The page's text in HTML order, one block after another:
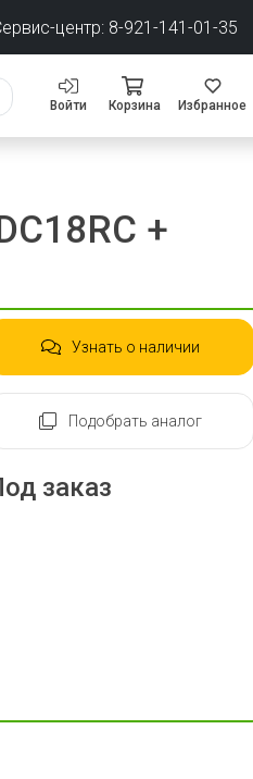
центр: 8-921-141-01-35
Войти Корзина Избранное
+
Узнать о наличии
Подобрать аналог
заказ